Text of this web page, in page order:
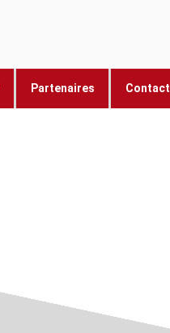
Partenaires Contact